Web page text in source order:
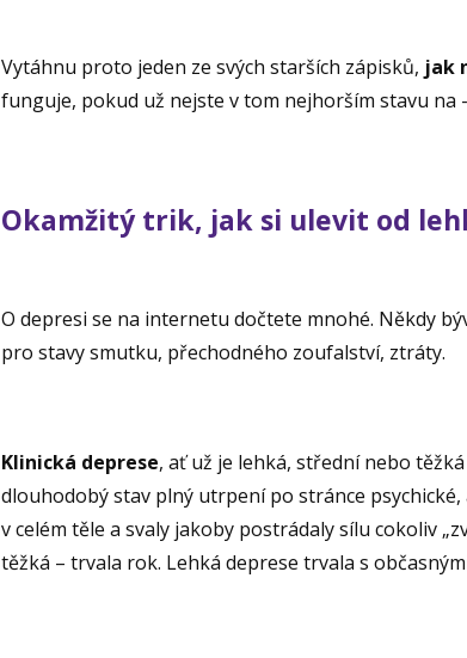
Vytáhnu proto jeden ze svých starších zápisků, jak
funguje, pokud už nejste v tom nejhorším stavu na
Okamžitý trik, jak si ulevit od
O depresi se na internetu dočtete mnohé. Někdy
pro stavy smutku, přechodného zoufalství, ztráty.
Klinická deprese, ať už je lehká, střední nebo
dlouhodobý stav plný utrpení po stránce
v celém těle a svaly jakoby postrádaly sílu cokoliv
těžká – trvala rok. Lehká deprese trvala s